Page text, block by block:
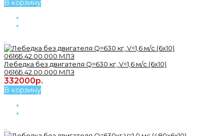
В корзину
Лебедка без двигателя Q=630 кг, V=1,6 м/с (6х10)
0616Б.42.00.000 МЛЗ
332000р.
В корзину